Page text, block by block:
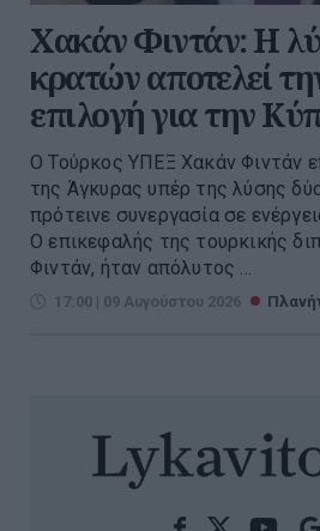
Χακάν Φιντάν: Η
κρατών αποτελεί
επιλογή για την
Ο Τούρκος ΥΠΕΞ Χακάν Φιντάν
της Άγκυρας υπέρ της λύσης
πρότεινε συνεργασία σε
Ο επικεφαλής της τουρκικής
Φιντάν, ήταν απόλυτος ...
17:00 | 09 Αυγούστου 2026